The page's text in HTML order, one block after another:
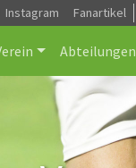
Instagram Fanartikel
Abteilungen